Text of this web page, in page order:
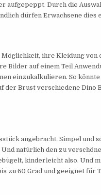
aufgepeppt. Durch die
dürfen Erwachsene dies
ihre Kleidung
Bilder auf einem Teil
einzukalkulieren. So
der Brust verschiedene
angebracht. Simpel und
natürlich den zu
kinderleicht also. Und
zu 60 Grad und geeignet für